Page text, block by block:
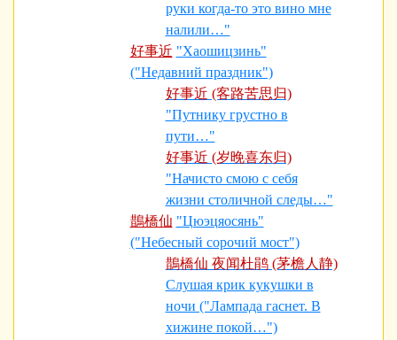
руки когда-то это вино мне
налили…"
好事近 "Хаошицзинь"
("Недавний праздник")
好事近 (客路苦思归)
"Путнику грустно в
пути…"
好事近 (岁晚喜东归)
"Начисто смою с себя
жизни столичной следы…"
鵲橋仙 "Цюэцяосянь"
("Небесный сорочий мост")
鵲橋仙 夜闻杜鹃 (茅檐人静)
Слушая крик кукушки в
ночи ("Лампада гаснет. В
хижине покой…")